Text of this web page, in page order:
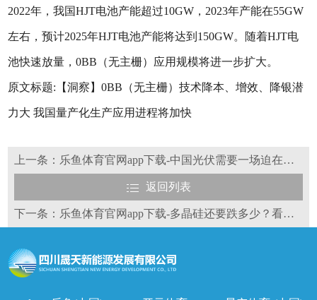
2022年，我国HJT电池产能超过10GW，2023年产能在55GW
左右，预计2025年HJT电池产能将达到150GW。随着HJT电
池快速放量，0BB（无主栅）应用规模将进一步扩大。
原文标题:【洞察】0BB（无主栅）技术降本、增效、降银潜
力大 我国量产化生产应用进程将加快
上一条：乐鱼体育官网app下载-中国光伏需要一场迫在眉睫的供给侧改革
返回列表
下一条：乐鱼体育官网app下载-多晶硅还要跌多少？看看分析师怎么说